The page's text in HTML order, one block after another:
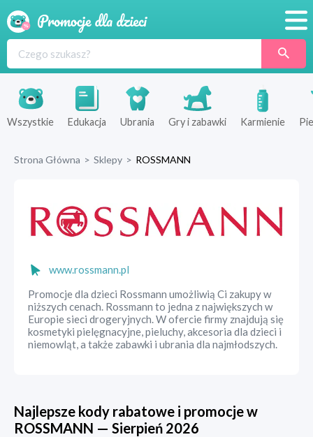
Produkty
Sklepy
Wszystkie Edukacja Ubrania Gry i zabawki Karmienie
Strona Główna > Sklepy > ROSSMANN
www.rossmann.pl
Promocje dla dzieci Rossmann umożliwią Ci zakupy w
niższych cenach. Rossmann to jedna z największych w
Europie sieci drogeryjnych. W ofercie firmy znajdują się
kosmetyki pielęgnacyjne, pieluchy, akcesoria dla dzieci i
niemowląt, a także zabawki i ubrania dla najmłodszych.
Najlepsze kody rabatowe i promocje w
ROSSMANN — Sierpień 2026